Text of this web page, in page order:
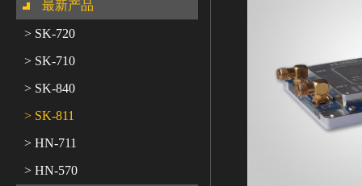
最新产品
> SK-720
> SK-710
> SK-840
> SK-811
> HN-711
> HN-570